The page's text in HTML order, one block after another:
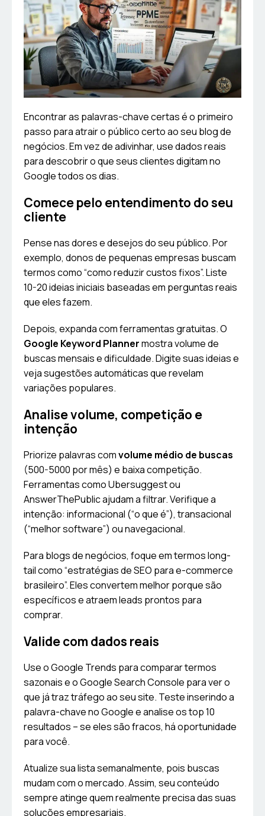
Encontrar as palavras-chave certas é o primeiro
passo para atrair o público certo ao seu blog de
negócios. Em vez de adivinhar, use dados reais
para descobrir o que seus clientes digitam no
Google todos os dias.
Comece pelo entendimento do seu
cliente
Pense nas dores e desejos do seu público. Por
exemplo, donos de pequenas empresas buscam
termos como “como reduzir custos fixos”. Liste
10-20 ideias iniciais baseadas em perguntas reais
que eles fazem.
Depois, expanda com ferramentas gratuitas. O
Google Keyword Plannermostra volume de
buscas mensais e dificuldade. Digite suas ideias e
veja sugestões automáticas que revelam
variações populares.
Analise volume, competição e
intenção
Priorize palavras comvolume médio de buscas
(500-5000 por mês) e baixa competição.
Ferramentas como Ubersuggest ou
AnswerThePublic ajudam a filtrar. Verifique a
intenção: informacional (“o que é”), transacional
(“melhor software”) ou navegacional.
Para blogs de negócios, foque em termos long-
tail como “estratégias de SEO para e-commerce
brasileiro”. Eles convertem melhor porque são
específicos e atraem leads prontos para
comprar.
Valide com dados reais
Use o Google Trends para comparar termos
sazonais e o Google Search Console para ver o
que já traz tráfego ao seu site. Teste inserindo a
palavra-chave no Google e analise os top 10
resultados – se eles são fracos, há oportunidade
para você.
Atualize sua lista semanalmente, pois buscas
mudam com o mercado. Assim, seu conteúdo
sempre atinge quem realmente precisa das suas
soluções empresariais.